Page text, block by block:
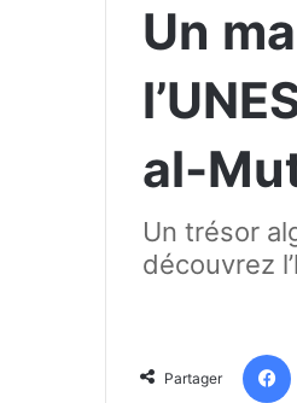
Un
al-
Un trésor
découvrez
Partager